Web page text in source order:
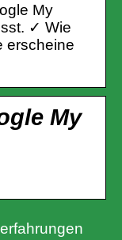
My
✓ Wie
erscheine
My